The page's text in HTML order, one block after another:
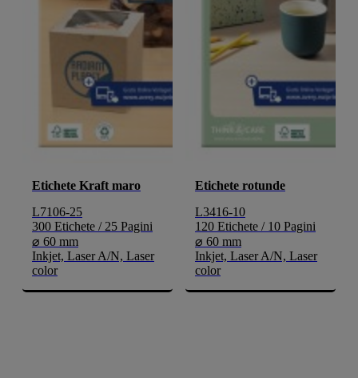
Etichete Kraft maro
L7106-25
300 Etichete / 25 Pagini
⌀ 60 mm
Inkjet, Laser A/N, Laser
color
Etichete rotunde
L3416-10
120 Etichete / 10 Pagini
⌀ 60 mm
Inkjet, Laser A/N, Laser
color